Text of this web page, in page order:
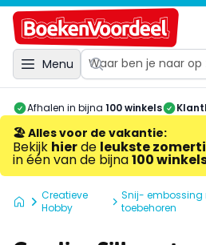
Menu
Afhalen in bijna 100 winkels
🏖️ Alles voor de vakantie:
Bekijk hierde leukste
in één van de bijna100
Creatieve
Hobby
Snij- embossing
toebehoren